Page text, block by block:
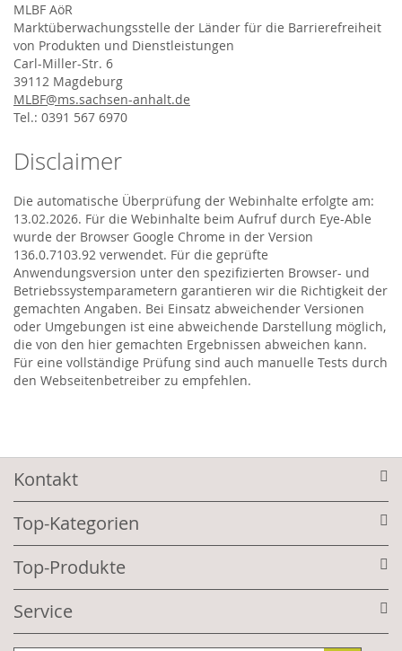
MLBF AöR
Marktüberwachungsstelle der Länder für die Barrierefreiheit
von Produkten und Dienstleistungen
Carl-Miller-Str. 6
39112 Magdeburg
MLBF@ms.sachsen-​anhalt.de
Tel.: 0391 567 6970
Disclaimer
Die automatische Überprüfung der Webinhalte erfolgte am:
13.02.2026. Für die Webinhalte beim Aufruf durch Eye-Able
wurde der Browser Google Chrome in der Version
136.0.7103.92 verwendet. Für die geprüfte
Anwendungsversion unter den spezifizierten Browser- und
Betriebssystemparametern garantieren wir die Richtigkeit der
gemachten Angaben. Bei Einsatz abweichender Versionen
oder Umgebungen ist eine abweichende Darstellung möglich,
die von den hier gemachten Ergebnissen abweichen kann.
Für eine vollständige Prüfung sind auch manuelle Tests durch
den Webseitenbetreiber zu empfehlen.
Kontakt
Top-Kategorien
Top-Produkte
Service